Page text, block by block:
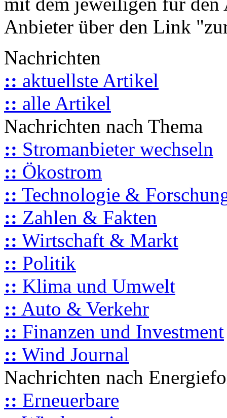
Anbieter über den Link
Nachrichten
:: aktuellste Artikel
:: alle Artikel
Nachrichten nach Thema
:: Stromanbieter wechseln
:: Ökostrom
:: Technologie &
:: Zahlen & Fakten
:: Wirtschaft & Markt
:: Politik
:: Klima und Umwelt
:: Auto & Verkehr
:: Finanzen und Investment
:: Wind Journal
Nachrichten nach
:: Erneuerbare